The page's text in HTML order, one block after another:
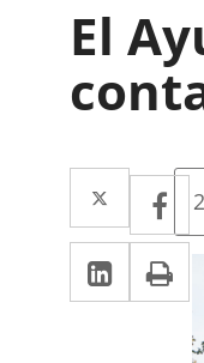
Valladolid
El
Twitter
Enlace
a
una
a
una
Linkedin
Enlace
a